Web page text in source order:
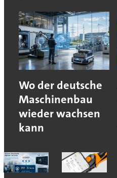
Wo der deutsche
Maschinenbau
wieder wachsen
kann